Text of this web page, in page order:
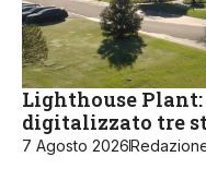
Lighthouse Plant:
digitalizzato tre
7 Agosto 2026